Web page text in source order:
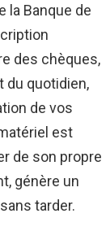
la Banque de
des chèques,
du quotidien,
de vos
est
de son propre
génère un
tarder.